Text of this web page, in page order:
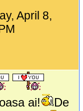
April 8,
ai!
De